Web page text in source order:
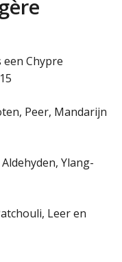
Chypre
Peer, Mandarijn
Ylang-
Leer en